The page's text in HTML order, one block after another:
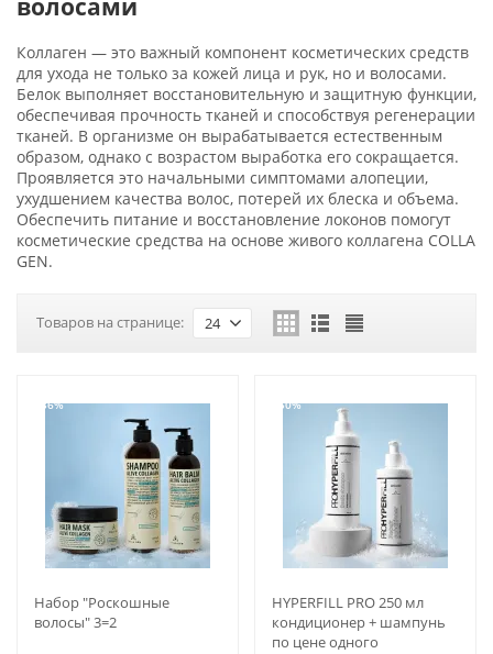
волосами
Коллаген — это важный компонент косметических средств
для ухода не только за кожей лица и рук, но и волосами.
Белок выполняет восстановительную и защитную функции,
обеспечивая прочность тканей и способствуя регенерации
тканей. В организме он вырабатывается естественным
образом, однако с возрастом выработка его сокращается.
Проявляется это начальными симптомами алопеции,
ухудшением качества волос, потерей их блеска и объема.
Обеспечить питание и восстановление локонов помогут
косметические средства на основе живого коллагена COLLA
GEN.
Товаров на странице: 24
-36%
Набор "Роскошные
волосы" 3=2
-50%
HYPERFILL PRO 250 мл
кондиционер + шампунь
по цене одного